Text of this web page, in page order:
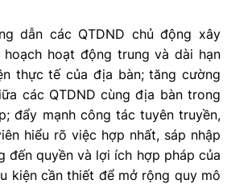
dẫn các QTDND chủ động xây
hoạt động trung và dài hạn
thực tế của địa bàn; tăng cường
các QTDND cùng địa bàn trong
đẩy mạnh công tác tuyên truyền,
hiểu rõ việc hợp nhất, sáp nhập
đến quyền và lợi ích hợp pháp của
kiện cần thiết để mở rộng quy mô